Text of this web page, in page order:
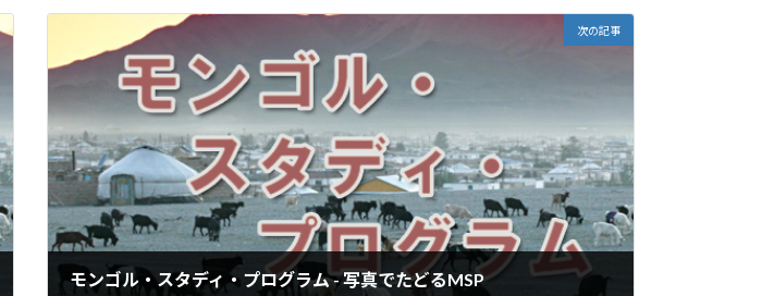
次の記事
モンゴル・スタディ・プログラム - 写真でたどるMSP